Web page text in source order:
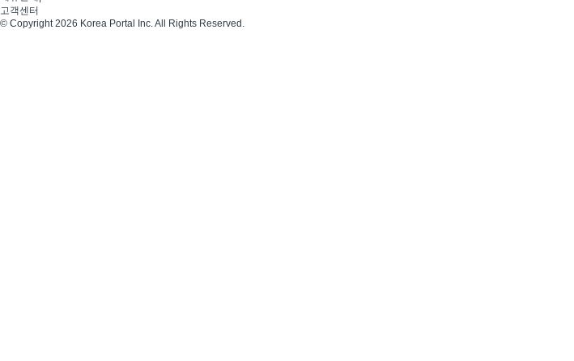
고객센터
© Copyright 2026 Korea Portal Inc. All Rights Reserved.